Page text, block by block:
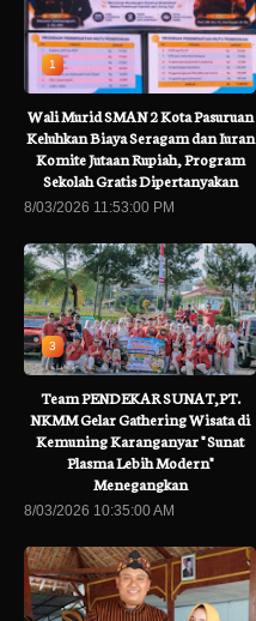
1
Wali Murid SMAN 2 Kota Pasuruan
Keluhkan Biaya Seragam dan Iuran
Komite Jutaan Rupiah, Program
Sekolah Gratis Dipertanyakan
8/03/2026 11:53:00 PM
3
Team PENDEKAR SUNAT,PT.
NKMM Gelar Gathering Wisata di
Kemuning Karanganyar " Sunat
Plasma Lebih Modern"
Menegangkan
8/03/2026 10:35:00 AM